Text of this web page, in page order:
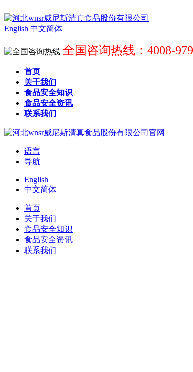
English 中文简体
全国咨询热线：4008-
首页
关于我们
食品安全知识
食品安全资讯
联系我们
语言
导航
English
中文简体
首页
关于我们
食品安全知识
食品安全资讯
联系我们